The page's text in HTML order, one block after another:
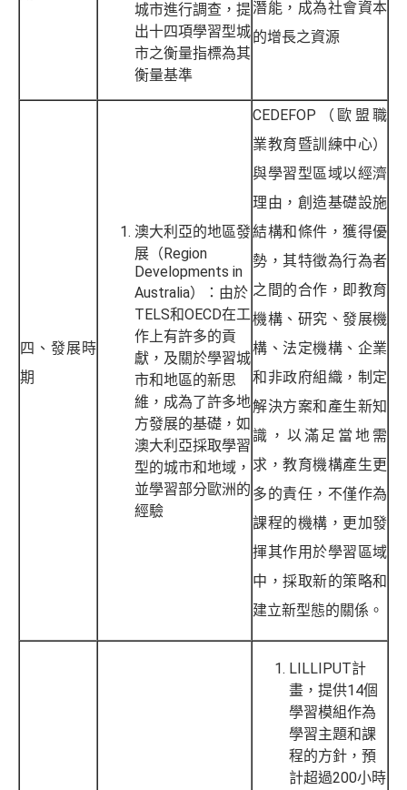
城市進行調查，提
出十四項學習型城
市之衡量指標為其
衡量基準
潛能，成為社會資本
的增長之資源
四、發展時
期
澳大利亞的地區發
展（Region
Developments in
Australia）：由於
TELS和OECD在工
作上有許多的貢
獻，及關於學習城
市和地區的新思
維，成為了許多地
方發展的基礎，如
澳大利亞採取學習
型的城市和地域，
並學習部分歐洲的
經驗
CEDEFOP（歐盟職
業教育暨訓練中心）
與學習型區域以經濟
理由，創造基礎設施
結構和條件，獲得優
勢，其特徵為行為者
之間的合作，即教育
機構、研究、發展機
構、法定機構、企業
和非政府組織，制定
解決方案和產生新知
識，以滿足當地需
求，教育機構產生更
多的責任，不僅作為
課程的機構，更加發
揮其作用於學習區域
中，採取新的策略和
建立新型態的關係。
LILLIPUT計
畫，提供14個
學習模組作為
學習主題和課
程的方針，預
計超過200小時